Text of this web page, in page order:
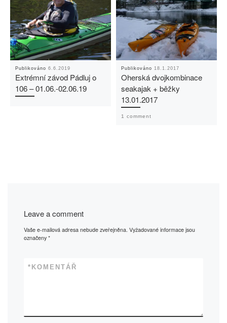
Publikováno6.6.2019
Extrémní závod Pádluj o
106 – 01.06.-02.06.19
Publikováno 18.1.2017
Oherská dvojkombinace
seakajak + běžky
13.01.2017
1 comment
Leave a comment
Vaše e-mailová adresa nebude zveřejněna. Vyžadované informace jsou
označeny*
KOMENTÁŘ
*